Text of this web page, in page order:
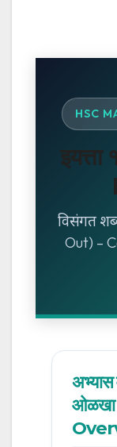
HSC
इयत्ता
विसंगत
Out) –
अभ्यास